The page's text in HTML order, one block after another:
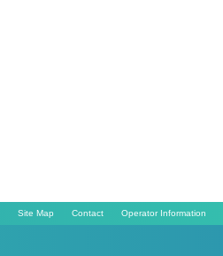
Site Map Contact Operator Information